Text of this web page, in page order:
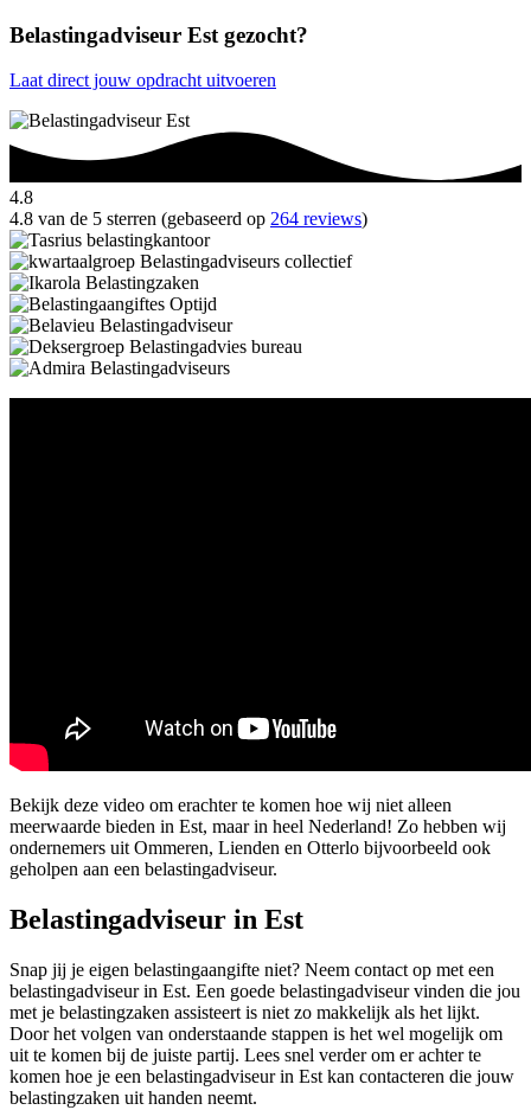
Belastingadviseur Est gezocht?
Laat direct jouw opdracht uitvoeren
4.8
4.8 van de 5 sterren (gebaseerd op 264 reviews)
Bekijk deze video om erachter te komen hoe wij niet alleen
meerwaarde bieden in Est, maar in heel Nederland! Zo hebben wij
ondernemers uit Ommeren, Lienden en Otterlo bijvoorbeeld ook
geholpen aan een belastingadviseur.
Belastingadviseur in Est
Snap jij je eigen belastingaangifte niet? Neem contact op met een
belastingadviseur in Est. Een goede belastingadviseur vinden die jou
met je belastingzaken assisteert is niet zo makkelijk als het lijkt.
Door het volgen van onderstaande stappen is het wel mogelijk om
uit te komen bij de juiste partij. Lees snel verder om er achter te
komen hoe je een belastingadviseur in Est kan contacteren die jouw
belastingzaken uit handen neemt.